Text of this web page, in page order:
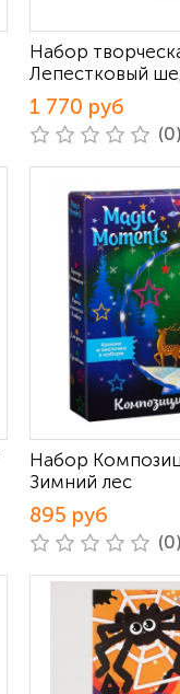
Набор
Лепестковый
1 770 руб
Набор
Зимний лес
895 руб